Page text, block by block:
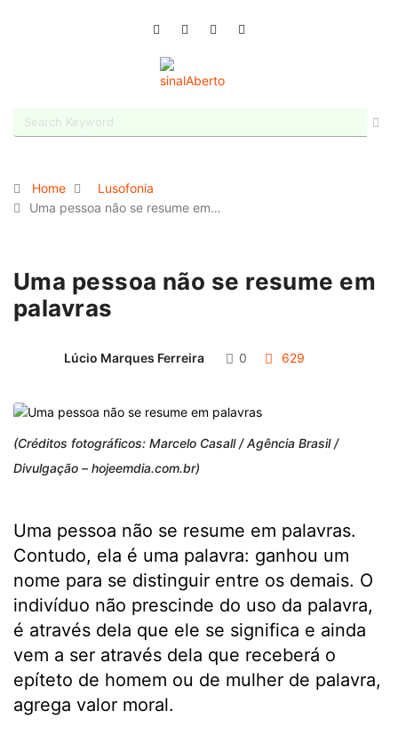
Home
Lusofonia
Uma pessoa não se resume em…
Uma pessoa não se resume em
palavras
Lúcio Marques Ferreira 0 629
(Créditos fotográficos: Marcelo Casall / Agência Brasil /
Divulgação – hojeemdia.com.br)
Uma pessoa não se resume em palavras.
Contudo, ela é uma palavra: ganhou um
nome para se distinguir entre os demais. O
indivíduo não prescinde do uso da palavra,
é através dela que ele se significa e ainda
vem a ser através dela que receberá o
epíteto de homem ou de mulher de palavra,
agrega valor moral.